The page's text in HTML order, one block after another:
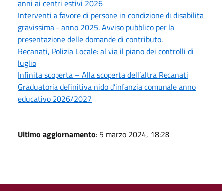
anni ai centri estivi 2026
Interventi a favore di persone in condizione di disabilita
gravissima - anno 2025. Avviso pubblico per la
presentazione delle domande di contributo.
Recanati, Polizia Locale: al via il piano dei controlli di
luglio
Infinita scoperta – Alla scoperta dell’altra Recanati
Graduatoria definitiva nido d’infanzia comunale anno
educativo 2026/2027
Ultimo aggiornamento: 5 marzo 2024, 18:28